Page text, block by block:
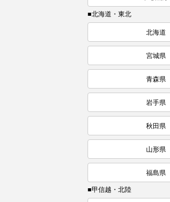
■北海道・東北
北海道
宮城県
青森県
岩手県
秋田県
山形県
福島県
■甲信越・北陸